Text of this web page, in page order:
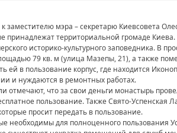
заместителю мэра – секретарю Киевсовета
территориальной громаде
историко-культурного заповедника. В
79 кв. м (улица Мазепы, 21), а также
ей в пользование корпус, где находится
и нуждаются в ремонтных работах.
отмечают, что за свои деньги монастырь
пользование. Также Свято-Успенская
просит передать в пользование.
необходимы для полноценного пользования